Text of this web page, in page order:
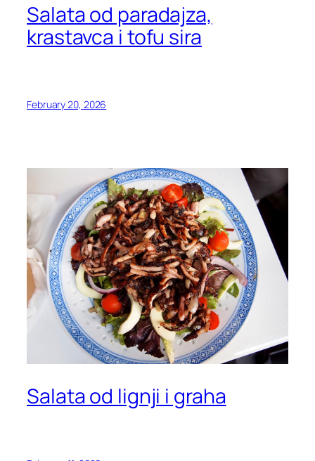
Salata od paradajza,
krastavca i tofu sira
February 20, 2026
Salata od lignji i graha